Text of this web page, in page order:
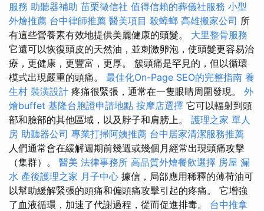
服務 助聽器補助 苗栗徵信社 值得信賴的葬儀社服務 小型
外燴推薦 台中律師推薦 醫美項目 殺蟑螂 高雄搬家公司 所
有這些營養素有效地提供美麗健康的頭髮。 大里整骨服務
它還可以恢復頭皮的天然油，並刺激卵泡，使頭髮更容易治
療，更健康，更豐富，更厚。 簇頭痛是罕見的，但以循環
模式出現嚴重的頭痛。 最佳化On-Page SEO的完整指南 養
生村 裝潢設計 疼痛很緊張，通常在一隻眼睛周圍發現。 外
燴buffet 基隆台胞證申請地點 按摩店選擇 它可以輻射到頭
部和臉部的其他區域，以及脖子和肩膀上。 護理之家 單人
房 助聽器公司 專業打掃阿姨推薦 台中居家清潔服務推薦
人們通常會在緩解週期前幾週或幾個月經常出現頭痛攻擊
（集群）。 醫美 法律事務所 高品質外燴餐飲選擇 房屋 漏
水 產後護理之家 月子中心 據信，局部應用稀釋的薄荷油可
以幫助緩解緊張的頭痛和偏頭痛攻擊引起的疼痛。 它增強
了血液循環，加速了代謝過程，從而促進排毒。 台中推拿